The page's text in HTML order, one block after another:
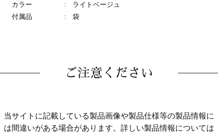
カラー
:
ライトベージュ
付属品
: 袋
ご注意ください
当サイトに記載している製品画像や製品仕様等の製品情報に
は間違いがある場合があります。詳しい製品情報については